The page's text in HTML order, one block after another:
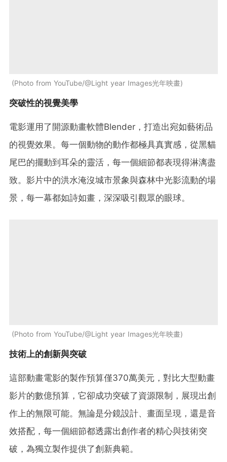
Photo from YouTube/@Light year Images光年映畫
突破性的視覺美學
電影運用了開源動畫軟體Blender，打造出宛如藝術品
的視覺效果。每一個動物的動作都極具真實感，從黑貓
尾巴的擺動到耳朵的靈活，每一個細節都表現得淋漓盡
致。影片中的洪水淹沒城市景象與森林中光影流動的場
景，每一幕都如詩如畫，深深吸引觀眾的眼球。
Photo from YouTube/@Light year Images光年映畫
技術上的創新與突破
這部動畫電影的製作預算僅370萬美元，對比大型動畫
影片的數億預算，它卻成功突破了資源限制，展現出創
作上的無限可能。無論是分鏡設計、畫面呈現，還是音
效搭配，每一個細節都透露出創作者的精心與技術突
破，為獨立製作提供了創新典範。